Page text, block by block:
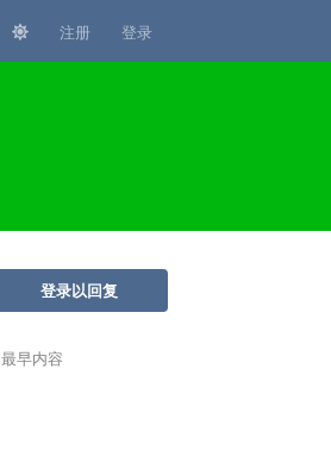
注册 登录
登录以回复
最早内容